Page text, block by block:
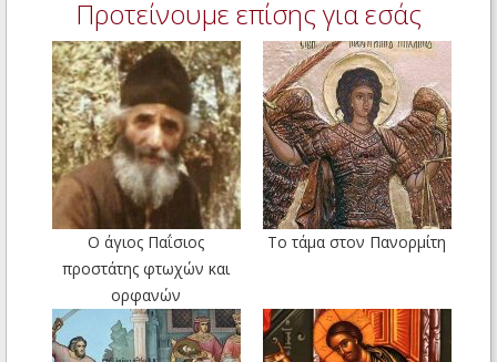
Προτείνουμε επίσης για εσάς
Ο άγιος Παΐσιος
προστάτης φτωχών και
ορφανών
Το τάμα στον Πανορμίτη